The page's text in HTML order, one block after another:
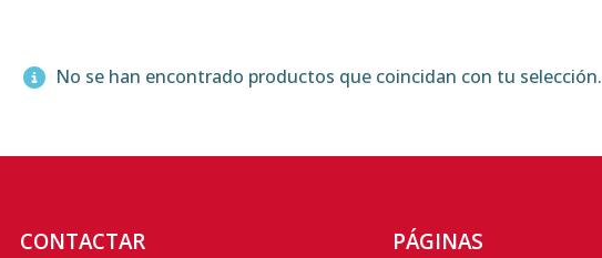
No se han encontrado productos que coincidan con tu selección.
CONTACTAR PÁGINAS